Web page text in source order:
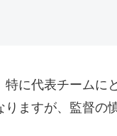
に代表チームに
ますが、監督の